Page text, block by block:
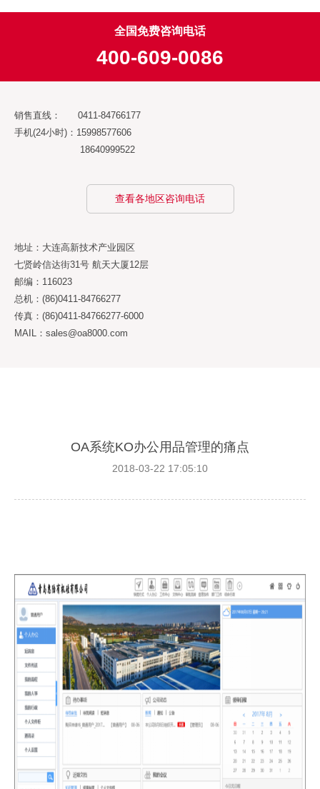
全国免费咨询电话
400-609-0086
销售直线： 0411-84766177
手机(24小时)：15998577606
18640999522
查看各地区咨询电话
地址：大连高新技术产业园区
七贤岭信达街31号 航天大厦12层
邮编：116023
总机：(86)0411-84766277
传真：(86)0411-84766277-6000
MAIL：sales@oa8000.com
OA系统KO办公用品管理的痛点
2018-03-22 17:05:10